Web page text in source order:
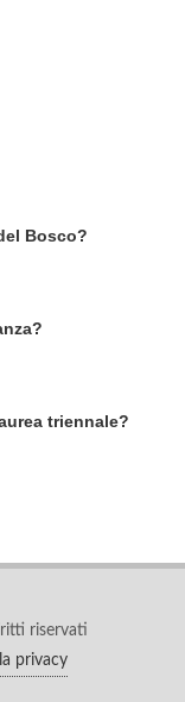
Bosco?
triennale?
riservati
privacy